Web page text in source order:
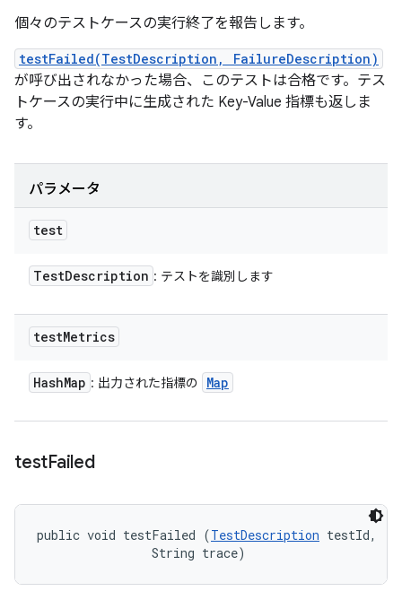
個々のテストケースの実行終了を報告します。
testFailed(TestDescription, FailureDescription)
が呼び出されなかった場合、このテストは合格です。テス
トケースの実行中に生成された Key-Value 指標も返しま
す。
パラメータ
test
TestDescription : テストを識別します
testMetrics
HashMap : 出力された指標の Map
testFailed
public void testFailed (TestDescription testId,
                String trace)